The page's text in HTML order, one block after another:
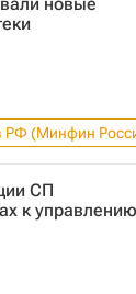
РФ (Минфин
Россия
РФ)СП
к управлению